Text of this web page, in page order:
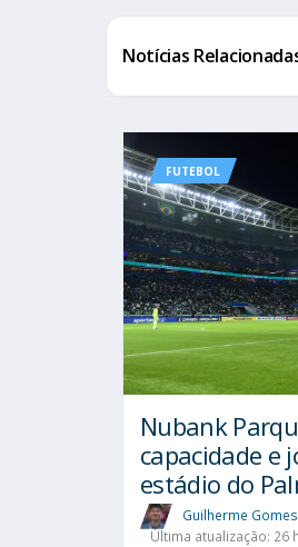
Notícias
FUTEBOL
Nubank
capacidade e
estádio do
Guilherme Gomes
Última atualização: 26